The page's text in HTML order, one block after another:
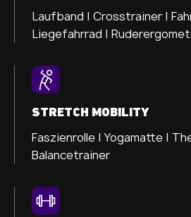
Laufband | Crosstrainer |
Liegefahrrad |
STRETCH MOBILITY
Faszienrolle | Yogamatte |
Balancetrainer